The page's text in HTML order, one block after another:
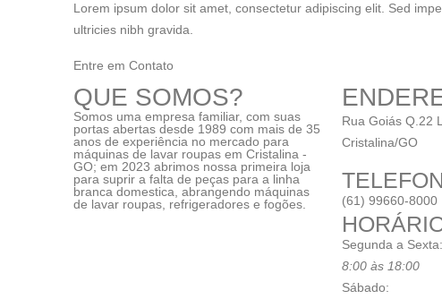
Lorem ipsum dolor sit amet, consectetur adipiscing elit. Sed
ultricies nibh gravida.
Entre em Contato
QUE SOMOS?
Somos uma empresa familiar, com suas
portas abertas desde 1989 com mais de 35
anos de experiência no mercado para
máquinas de lavar roupas em Cristalina -
GO; em 2023 abrimos nossa primeira loja
para suprir a falta de peças para a linha
branca domestica, abrangendo máquinas
de lavar roupas, refrigeradores e fogões.
Rua Goiás Q.22
Cristalina/GO
(61) 99660-8000
Segunda a Sexta:
8:00 às 18:00
Sábado: